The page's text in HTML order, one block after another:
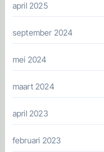
april 2025
september 2024
mei 2024
maart 2024
april 2023
februari 2023